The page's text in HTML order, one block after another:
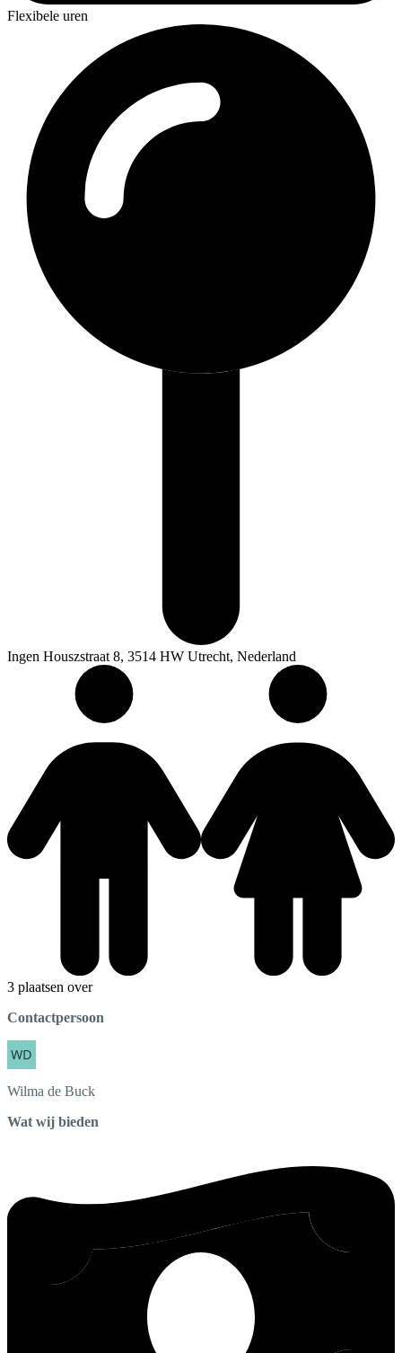
Flexibele uren
Ingen Houszstraat 8, 3514 HW Utrecht, Nederland
3 plaatsen over
Contactpersoon
Wilma de Buck
Wat wij bieden